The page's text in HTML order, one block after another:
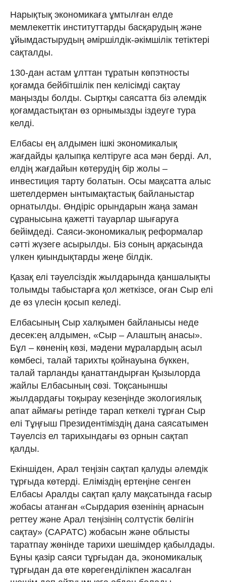
Нарықтық экономикаға ұмтылған елде
мемлекеттік институттарды басқарудың және
ұйымдастырудың әміршілдік-әкімшілік тетіктері
сақталды.
130-дан астам ұлттан тұратын көпэтносты
қоғамда бейбітшілік пен келісімді сақтау
маңызды болды. Сыртқы саясатта біз әлемдік
қоғамдастықтан өз орнымызды іздеуге тура
келді.
Елбасы ең алдымен ішкі экономикалық
жағдайды қалыпқа келтіруге аса мән берді. Ал,
елдің жағдайын көтерудің бір жолы –
инвестиция тарту болатын. Осы мақсатта алыс
шетелдермен ынтымақтастық байланыстар
орнатылды. Өндіріс орындарын жаңа заман
сұранысына қажетті тауарлар шығаруға
бейімдеді. Саяси-экономикалық реформалар
сәтті жүзеге асырылды. Біз соның арқасында
үлкен қиындықтарды жеңе білдік.
Қазақ елі тәуелсіздік жылдарында қаншалықты
толымды табыстарға қол жеткізсе, оған Сыр елі
де өз үлесін қосып келеді.
Елбасының Сыр халқымен байланысы неде
десек:ең алдымен, «Сыр – Алаштың анасы».
Бұл – көненің көзі, мәдени мұралардың асыл
көмбесі, талай тарихты қойнауына бүккен,
талай тарланды қанаттандырған Қызылорда
жайлы Елбасының сөзі. Тоқсаныншы
жылдардағы тоқырау кезеңінде экологиялық
апат аймағы ретінде тарап кеткелі тұрған Сыр
елі Тұңғыш Президентіміздің дана саясатымен
Тәуелсіз ел тарихындағы өз орнын сақтап
қалды.
Екіншіден, Арал теңізін сақтап қалуды әлемдік
тұрғыда көтерді. Еліміздің ертеңіне сенген
Елбасы Аралды сақтап қалу мақсатында ғасыр
жобасы атанған «Сырдария өзенінің арнасын
реттеу және Арал теңізінің солтүстік бөлігін
сақтау» (САРАТС) жобасын және облысты
таратпау жөнінде тарихи шешімдер қабылдады.
Бұны қазір саяси тұрғыдан да, экономикалық
тұрғыдан да өте көрегенділікпен жасалған